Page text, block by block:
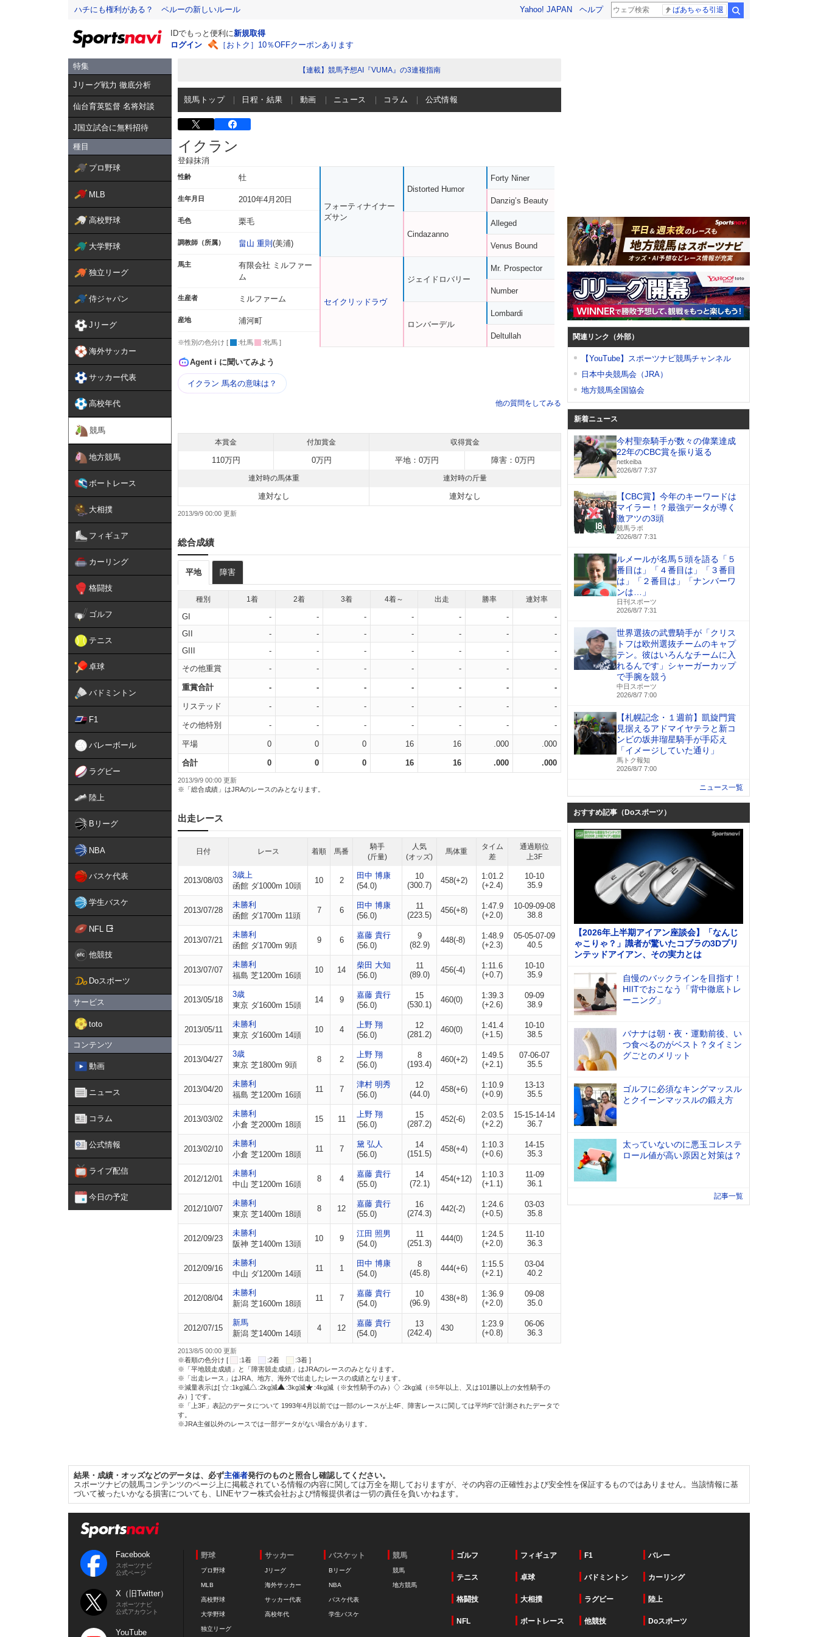
ハチにも権利がある？ ペルーの新しいルール Yahoo! JAPAN ヘルプ ばあちゃる引退
IDでもっと便利に新規取得
ログイン
［おトク］10％OFFクーポンあります
特集
Jリーグ戦力 徹底分析
仙台育英監督 名将対談
J国立試合に無料招待
種目
プロ野球
MLB
高校野球
大学野球
独立リーグ
侍ジャパン
Jリーグ
海外サッカー
サッカー代表
高校年代
競馬
地方競馬
ボートレース
大相撲
フィギュア
カーリング
格闘技
ゴルフ
テニス
卓球
バドミントン
F1
バレーボール
ラグビー
陸上
Bリーグ
NBA
バスケ代表
学生バスケ
NFL
他競技
Doスポーツ
サービス
toto
コンテンツ
動画
ニュース
コラム
公式情報
ライブ配信
今日の予定
【連載】競馬予想AI『VUMA』の3連複指南
競馬トップ 日程・結果 動画 ニュース コラム 公式情報
イクラン
登録抹消
性齢 牡
生年月日 2010年4月20日
毛色 栗毛
調教師（所属） 畠山 重則 (美浦)
馬主
有限会社 ミルファー
ム
生産者 ミルファーム
産地 浦河町
※性別の色分け [ :牡馬 :牝馬 ]
フォーティナイナー
ズサン
セイクリッドラヴ
Distorted Humor
Cindazanno
ジェイドロバリー
ロンバーデル
Forty Niner
Danzig’s Beauty
Alleged
Venus Bound
Mr. Prospector
Number
Lombardi
Deltullah
Agent i に聞いてみよう
イクラン 馬名の意味は？
他の質問をしてみる
本賞金 付加賞金 収得賞金
110万円 0万円 平地：0万円 障害：0万円
連対時の馬体重 連対時の斤量
連対なし 連対なし
2013/9/9 00:00
総合成績
平地 障害
種別 1着 2着 3着 4着～ 出走 勝率 連対率
GI - - - - - -
-
GII
- - - - - -
-
GIII
- - - - - -
-
その他重賞
- - - - - - -
重賞合計 - - - - - - -
リステッド - - - - - - -
その他特別 - - - - - - -
平場 0 0 0 16 16 .000 .000
合計 0 0 0 16 16 .000 .000
2013/9/9 00:00 更新
※「総合成績」はJRAのレースのみとなります。
出走レース
日付 レース 着順 馬番
騎手
(斤量)
人気
(オッズ)
馬体重
タイム
差
通過順位
上3F
2013/08/03
3歳上
函館 ダ1000m 10頭
10 2
田中 博康
(54.0)
10
(300.7)
458(+2)
1:01.2
(+2.4)
10-10
35.9
2013/07/28
未勝利
函館 ダ1700m 11頭
7 6
田中 博康
(56.0)
11
(223.5)
456(+8)
1:47.9
(+2.0)
10-09-09-08
38.8
2013/07/21
未勝利
函館 ダ1700m 9頭
9 6
嘉藤 貴行
(56.0)
9
(82.9)
448(-8)
1:48.9
(+2.3)
05-05-07-09
40.5
2013/07/07
未勝利
福島 芝1200m 16頭
10 14
柴田 大知
(56.0)
11
(89.0)
456(-4)
1:11.6
(+0.7)
10-10
35.9
2013/05/18
3歳
東京 ダ1600m 15頭
14 9
嘉藤 貴行
(56.0)
15
(530.1)
460(0)
1:39.3
(+2.6)
09-09
38.9
2013/05/11
未勝利
東京 ダ1600m 14頭
10 4
上野 翔
(56.0)
12
(281.2)
460(0)
1:41.4
(+1.5)
10-10
38.5
2013/04/27
3歳
東京 芝1800m 9頭
8 2
上野 翔
(56.0)
8
(193.4)
460(+2)
1:49.5
(+2.1)
07-06-07
35.5
2013/04/20
未勝利
福島 芝1200m 16頭
11 7
津村 明秀
(56.0)
12
(44.0)
458(+6)
1:10.9
(+0.9)
13-13
35.5
2013/03/02
未勝利
小倉 芝2000m 18頭
15 11
上野 翔
(56.0)
15
(287.2)
452(-6)
2:03.5
(+2.2)
15-15-14-14
36.7
2013/02/10
未勝利
小倉 芝1200m 18頭
11 7
黛 弘人
(56.0)
14
(151.5)
458(+4)
1:10.3
(+0.6)
14-15
35.3
2012/12/01
未勝利
中山 芝1200m 16頭
8 4
嘉藤 貴行
(55.0)
14
(72.1)
454(+12)
1:10.3
(+1.1)
11-09
36.1
2012/10/07
未勝利
東京 芝1400m 18頭
8 12
嘉藤 貴行
(55.0)
16
(274.3)
442(-2)
1:24.6
(+0.5)
03-03
35.8
2012/09/23
未勝利
阪神 芝1400m 13頭
10 9
江田 照男
(54.0)
11
(251.3)
444(0)
1:24.5
(+2.0)
11-10
36.3
2012/09/16
未勝利
中山 ダ1200m 14頭
11 1
田中 博康
(54.0)
8
(45.8)
444(+6)
1:15.5
(+2.1)
03-04
40.2
2012/08/04
未勝利
新潟 芝1600m 18頭
11 7
嘉藤 貴行
(54.0)
10
(96.9)
438(+8)
1:36.9
(+2.0)
09-08
35.0
2012/07/15
新馬
新潟 芝1400m 14頭
4 12
嘉藤 貴行
(54.0)
13
(242.4)
430
1:23.9
(+0.8)
06-06
36.3
2013/8/5 00:00 更新
※着順の色分け [
:1着 :2着
:3着 ]
※「平地競走成績」と「障害競走成績」はJRAのレースのみとなります。
※「出走レース」はJRA、地方、海外で出走したレースの成績となります。
※減量表示は[
:1kg減 :2kg減 :3kg減 :4kg減（※女性騎手のみ）
:2kg減（※5年以上、又は101勝以上の女性騎手の
み）] です。
※「上3F」表記のデータについて 1993年4月以前では一部のレースが上4F、障害レースに関しては平均Fで計測されたデータで
す。
※JRA主催以外のレースでは一部データがない場合があります。
関連リンク（外部）
【YouTube】スポーツナビ競馬チャンネル
日本中央競馬会（JRA）
地方競馬全国協会
新着ニュース
今村聖奈騎手が数々の偉業達成
22年のCBC賞を振り返る
netkeiba
2026/8/7 7:37
【CBC賞】今年のキーワードは
マイラー！？最強データが導く
激アツの3頭
競馬ラボ
2026/8/7 7:31
ルメールが名馬５頭を語る「５
番目は」「４番目は」「３番目
は」「２番目は」「ナンバーワ
ンは…」
日刊スポーツ
2026/8/7 7:31
世界選抜の武豊騎手が「クリス
トフは欧州選抜チームのキャプ
テン。彼はいろんなチームに入
れるんです」シャーガーカップ
で手腕を競う
中日スポーツ
2026/8/7 7:00
【札幌記念・１週前】凱旋門賞
見据えるアドマイヤテラと新コ
ンビの坂井瑠星騎手が手応え
「イメージしていた通り」
馬トク報知
2026/8/7 7:00
ニュース一覧
おすすめ記事（Doスポーツ）
【2026年上半期アイアン座談会】「なんじ
ゃこりゃ？」識者が驚いたコブラの3Dプリ
ンテッドアイアン、その実力とは
自慢のバックラインを目指す！
HIITでおこなう「背中徹底トレ
ーニング」
バナナは朝・夜・運動前後、い
つ食べるのがベスト？タイミン
グごとのメリット
ゴルフに必須なキングマッスル
とクイーンマッスルの鍛え方
太っていないのに悪玉コレステ
ロール値が高い原因と対策は？
記事一覧
結果・成績・オッズなどのデータは、必ず主催者発行のものと照合し確認してください。
スポーツナビの競馬コンテンツのページ上に掲載されている情報の内容に関しては万全を期しておりますが、その内容の正確性および安全性を保証するものではありません。当該情報に基
づいて被ったいかなる損害についても、LINEヤフー株式会社および情報提供者は一切の責任を負いかねます。
Facebook
スポーツナビ
公式ページ
X（旧Twitter）
スポーツナビ
公式アカウント
YouTube
野球
プロ野球
MLB
高校野球
大学野球
独立リーグ
サッカー
Jリーグ
海外サッカー
サッカー代表
高校年代
バスケット
Bリーグ
NBA
バスケ代表
学生バスケ
競馬
競馬
地方競馬
ゴルフ フィギュア F1 バレー
テニス 卓球 バドミントン カーリング
格闘技 大相撲 ラグビー 陸上
NFL ボートレース 他競技 Doスポーツ